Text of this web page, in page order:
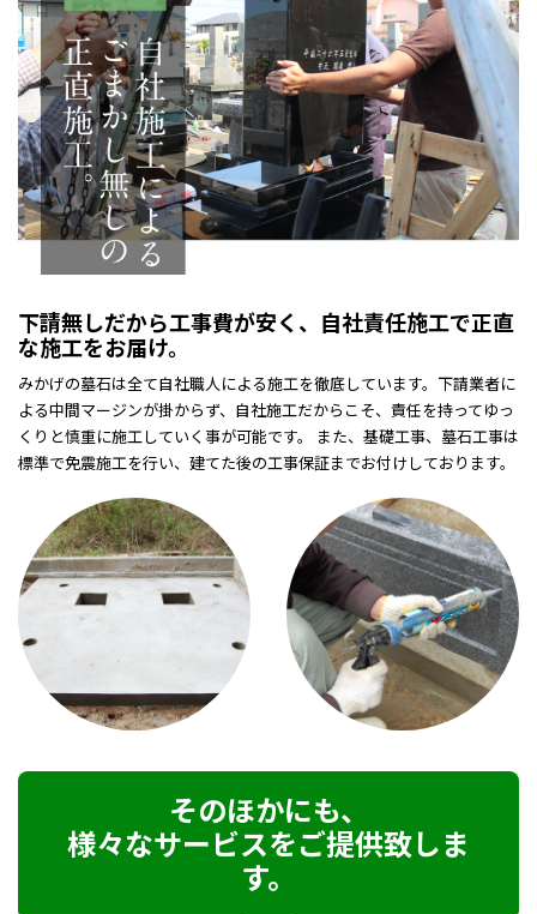
下請無しだから工事費が安く、自社責任施工で正直
な施工をお届け。
みかげの墓石は全て自社職人による施工を徹底しています。下請業者に
よる中間マージンが掛からず、自社施工だからこそ、責任を持ってゆっ
くりと慎重に施工していく事が可能です。 また、基礎工事、墓石工事は
標準で免震施工を行い、建てた後の工事保証までお付けしております。
そのほかにも、
様々なサービスをご提供致しま
す。